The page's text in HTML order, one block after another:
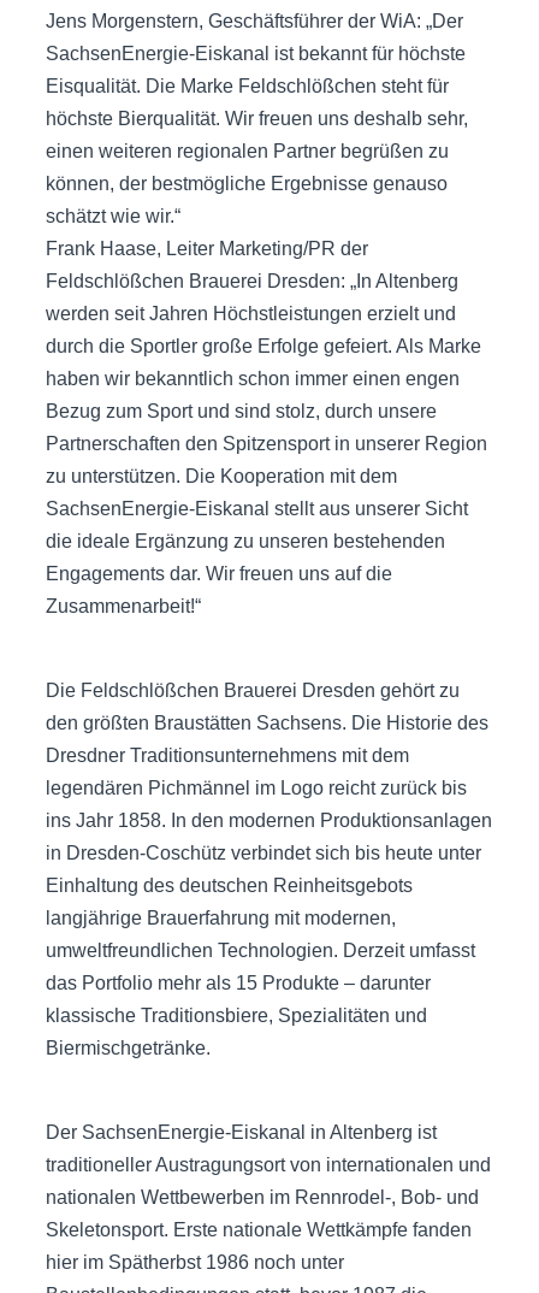
Jens Morgenstern, Geschäftsführer der WiA: „Der
SachsenEnergie-Eiskanal ist bekannt für höchste
Eisqualität. Die Marke Feldschlößchen steht für
höchste Bierqualität. Wir freuen uns deshalb sehr,
einen weiteren regionalen Partner begrüßen zu
können, der bestmögliche Ergebnisse genauso
schätzt wie wir.“
Frank Haase, Leiter Marketing/PR der
Feldschlößchen Brauerei Dresden: „In Altenberg
werden seit Jahren Höchstleistungen erzielt und
durch die Sportler große Erfolge gefeiert. Als Marke
haben wir bekanntlich schon immer einen engen
Bezug zum Sport und sind stolz, durch unsere
Partnerschaften den Spitzensport in unserer Region
zu unterstützen. Die Kooperation mit dem
SachsenEnergie-Eiskanal stellt aus unserer Sicht
die ideale Ergänzung zu unseren bestehenden
Engagements dar. Wir freuen uns auf die
Zusammenarbeit!“
Die Feldschlößchen Brauerei Dresden gehört zu
den größten Braustätten Sachsens. Die Historie des
Dresdner Traditionsunternehmens mit dem
legendären Pichmännel im Logo reicht zurück bis
ins Jahr 1858. In den modernen Produktionsanlagen
in Dresden-Coschütz verbindet sich bis heute unter
Einhaltung des deutschen Reinheitsgebots
langjährige Brauerfahrung mit modernen,
umweltfreundlichen Technologien. Derzeit umfasst
das Portfolio mehr als 15 Produkte – darunter
klassische Traditionsbiere, Spezialitäten und
Biermischgetränke.
Der SachsenEnergie-Eiskanal in Altenberg ist
traditioneller Austragungsort von internationalen und
nationalen Wettbewerben im Rennrodel-, Bob- und
Skeletonsport. Erste nationale Wettkämpfe fanden
hier im Spätherbst 1986 noch unter